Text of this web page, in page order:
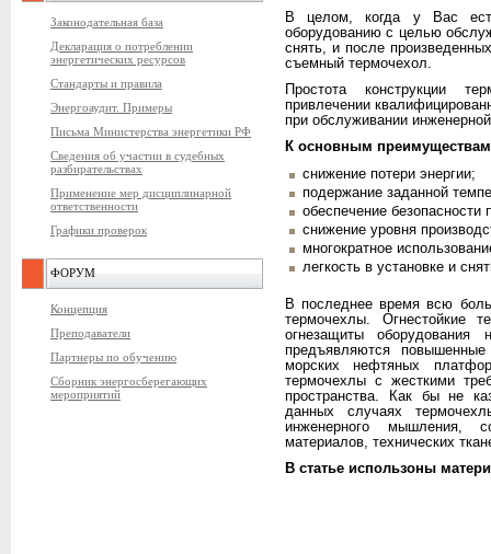
Законодательная база
Декларация о потреблении
энергетических ресурсов
Стандарты и правила
Энергоаудит. Примеры
Письма Министерства энергетики РФ
Сведения об участии в судебных
разбирательствах
Применение мер дисциплинарной
ответственности
Графики проверок
ФОРУМ
Концепция
Преподаватели
Партнеры по обучению
Сборник энергосберегающих
мероприятий
В целом, когда у Вас
оборудованию с целью
снять, и после
съемный термочехол.
Простота конструкции
привлечении
при обслуживании
К основным
снижение потери энергии;
подержание заданной
обеспечение безопасности
снижение уровня
многократное
легкость в установке и
В последнее время всю
термочехлы. Огнестойкие
огнезащиты
предъявляются
морских нефтяных
термочехлы с жесткими
пространства. Как бы не
данных случаях
инженерного мышления,
материалов, технических
В статье использоны